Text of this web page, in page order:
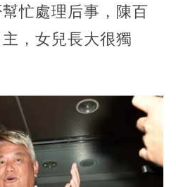
忙處理后事，陳百
，女兒長大很獨